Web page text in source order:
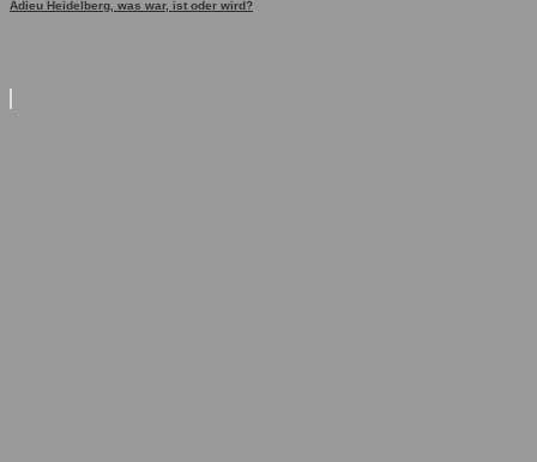
Adieu Heidelberg, was war, ist oder wird?